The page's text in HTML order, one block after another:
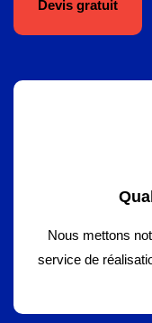
Devis gratuit
Nous mettons
service de